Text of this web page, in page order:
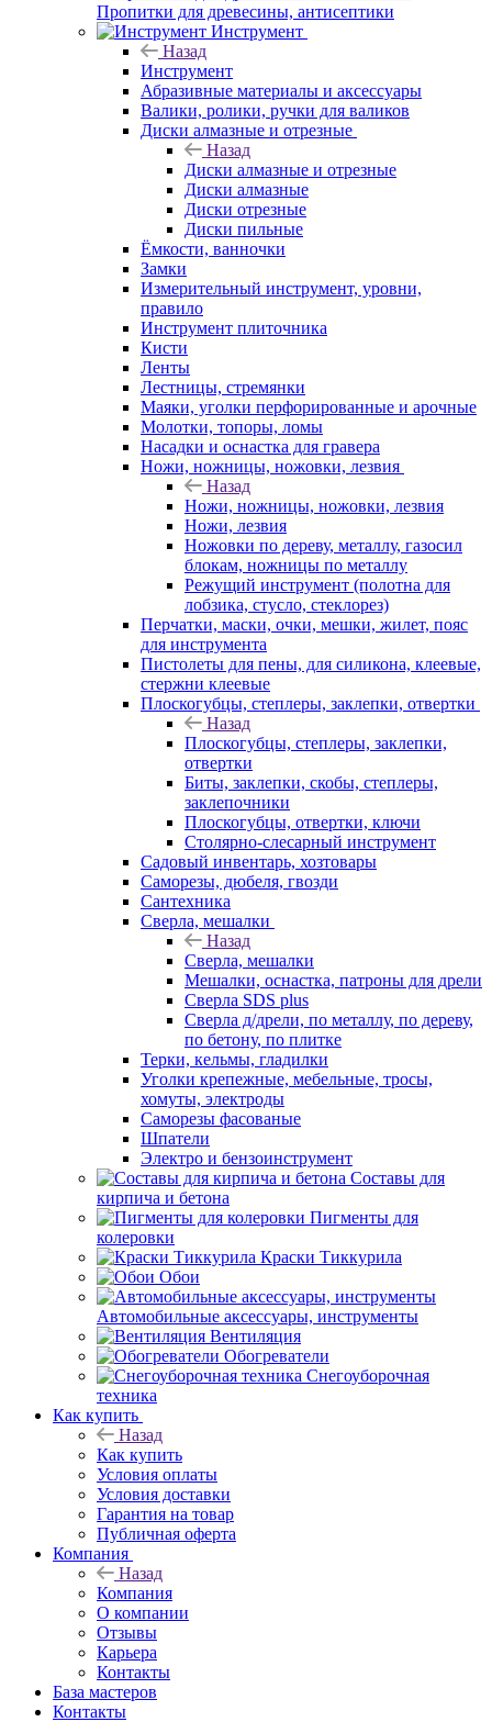
Пропитки для древесины, антисептики
Инструмент
Назад
Инструмент
Абразивные материалы и аксессуары
Валики, ролики, ручки для валиков
Диски алмазные и отрезные
Назад
Диски алмазные и отрезные
Диски алмазные
Диски отрезные
Диски пильные
Ёмкости, ванночки
Замки
Измерительный инструмент, уровни,
правило
Инструмент плиточника
Кисти
Ленты
Лестницы, стремянки
Маяки, уголки перфорированные и арочные
Молотки, топоры, ломы
Насадки и оснастка для гравера
Ножи, ножницы, ножовки, лезвия
Назад
Ножи, ножницы, ножовки, лезвия
Ножи, лезвия
Ножовки по дереву, металлу, газосил
блокам, ножницы по металлу
Режущий инструмент (полотна для
лобзика, стусло, стеклорез)
Перчатки, маски, очки, мешки, жилет, пояс
для инструмента
Пистолеты для пены, для силикона, клеевые,
стержни клеевые
Плоскогубцы, степлеры, заклепки, отвертки
Назад
Плоскогубцы, степлеры, заклепки,
отвертки
Биты, заклепки, скобы, степлеры,
заклепочники
Плоскогубцы, отвертки, ключи
Столярно-слесарный инструмент
Садовый инвентарь, хозтовары
Саморезы, дюбеля, гвозди
Сантехника
Сверла, мешалки
Назад
Сверла, мешалки
Мешалки, оснастка, патроны для дрели
Сверла SDS plus
Сверла д/дрели, по металлу, по дереву,
по бетону, по плитке
Терки, кельмы, гладилки
Уголки крепежные, мебельные, тросы,
хомуты, электроды
Саморезы фасованые
Шпатели
Электро и бензоинструмент
Составы для
кирпича и бетона
Пигменты для
колеровки
Краски Тиккурила
Обои
Автомобильные аксессуары, инструменты
Вентиляция
Обогреватели
Снегоуборочная
техника
Как купить
Назад
Как купить
Условия оплаты
Условия доставки
Гарантия на товар
Публичная оферта
Компания
Назад
Компания
О компании
Отзывы
Карьера
Контакты
База мастеров
Контакты